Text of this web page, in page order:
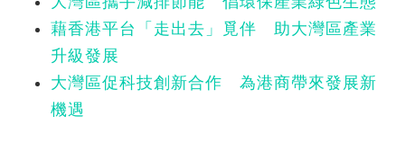
藉香港平台「走出去」覓伴 助大灣區產業
升級發展
大灣區促科技創新合作 為港商帶來發展新
機遇